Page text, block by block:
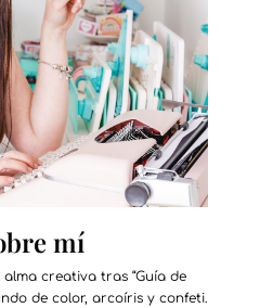
mí
alma creativa tras “Guía de
de color, arcoíris y confeti.